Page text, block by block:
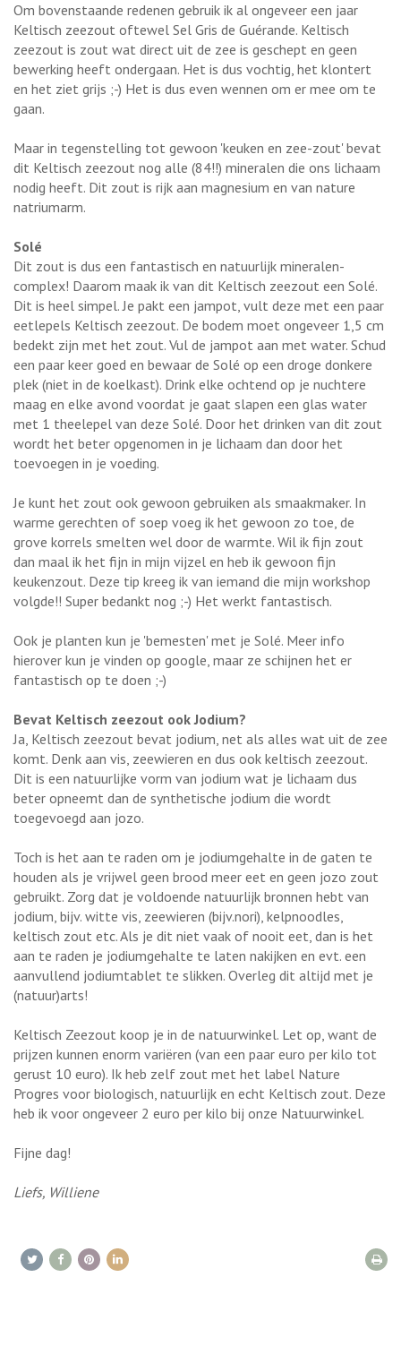
Om bovenstaande redenen gebruik ik al ongeveer een jaar
Keltisch zeezout oftewel Sel Gris de Guérande. Keltisch
zeezout is zout wat direct uit de zee is geschept en geen
bewerking heeft ondergaan. Het is dus vochtig, het klontert
en het ziet grijs ;-) Het is dus even wennen om er mee om te
gaan.
Maar in tegenstelling tot gewoon 'keuken en zee-zout' bevat
dit Keltisch zeezout nog alle (84!!) mineralen die ons lichaam
nodig heeft. Dit zout is rijk aan magnesium en van nature
natriumarm.
Solé
Dit zout is dus een fantastisch en natuurlijk mineralen-
complex! Daarom maak ik van dit Keltisch zeezout een Solé.
Dit is heel simpel. Je pakt een jampot, vult deze met een paar
eetlepels Keltisch zeezout. De bodem moet ongeveer 1,5 cm
bedekt zijn met het zout. Vul de jampot aan met water. Schud
een paar keer goed en bewaar de Solé op een droge donkere
plek (niet in de koelkast). Drink elke ochtend op je nuchtere
maag en elke avond voordat je gaat slapen een glas water
met 1 theelepel van deze Solé. Door het drinken van dit zout
wordt het beter opgenomen in je lichaam dan door het
toevoegen in je voeding.
Je kunt het zout ook gewoon gebruiken als smaakmaker. In
warme gerechten of soep voeg ik het gewoon zo toe, de
grove korrels smelten wel door de warmte. Wil ik fijn zout
dan maal ik het fijn in mijn vijzel en heb ik gewoon fijn
keukenzout. Deze tip kreeg ik van iemand die mijn workshop
volgde!! Super bedankt nog ;-) Het werkt fantastisch.
Ook je planten kun je 'bemesten' met je Solé. Meer info
hierover kun je vinden op google, maar ze schijnen het er
fantastisch op te doen ;-)
Bevat Keltisch zeezout ook Jodium?
Ja, Keltisch zeezout bevat jodium, net als alles wat uit de zee
komt. Denk aan vis, zeewieren en dus ook keltisch zeezout.
Dit is een natuurlijke vorm van jodium wat je lichaam dus
beter opneemt dan de synthetische jodium die wordt
toegevoegd aan jozo.
Toch is het aan te raden om je jodiumgehalte in de gaten te
houden als je vrijwel geen brood meer eet en geen jozo zout
gebruikt. Zorg dat je voldoende natuurlijk bronnen hebt van
jodium, bijv. witte vis, zeewieren (bijv.nori), kelpnoodles,
keltisch zout etc. Als je dit niet vaak of nooit eet, dan is het
aan te raden je jodiumgehalte te laten nakijken en evt. een
aanvullend jodiumtablet te slikken. Overleg dit altijd met je
(natuur)arts!
Keltisch Zeezout koop je in de natuurwinkel. Let op, want de
prijzen kunnen enorm variëren (van een paar euro per kilo tot
gerust 10 euro). Ik heb zelf zout met het label Nature
Progres voor biologisch, natuurlijk en echt Keltisch zout. Deze
heb ik voor ongeveer 2 euro per kilo bij onze Natuurwinkel.
Fijne dag!
Liefs, Williene